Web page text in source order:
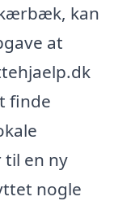
kan
at
finde
en ny
nogle